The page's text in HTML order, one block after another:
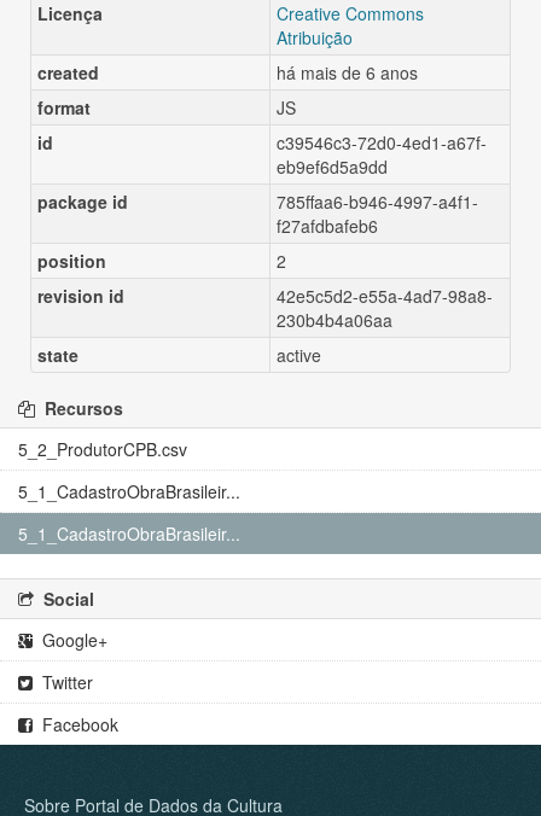
Licença
Creative Commons
Atribuição
created
há mais de 6 anos
format
JS
id
c39546c3-72d0-4ed1-a67f-
eb9ef6d5a9dd
package id
785ffaa6-b946-4997-a4f1-
f27afdbafeb6
position
2
revision id
42e5c5d2-e55a-4ad7-98a8-
230b4b4a06aa
state
active
Recursos
5_2_ProdutorCPB.csv
5_1_CadastroObraBrasileir...
5_1_CadastroObraBrasileir...
Social
Google+
Twitter
Facebook
Sobre Portal de Dados da Cultura